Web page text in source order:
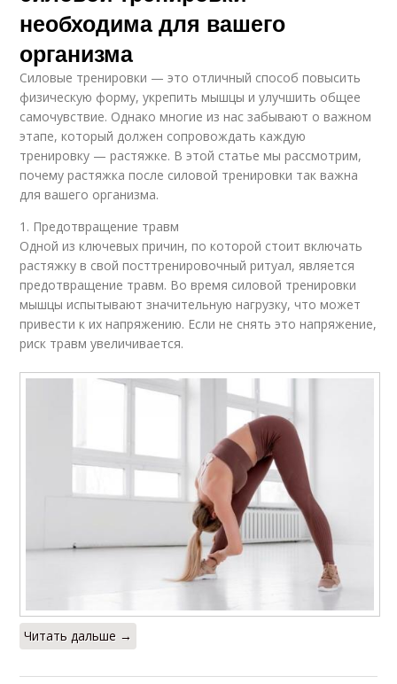
необходима для вашего
организма
Силовые тренировки — это отличный способ повысить
физическую форму, укрепить мышцы и улучшить общее
самочувствие. Однако многие из нас забывают о важном
этапе, который должен сопровождать каждую
тренировку — растяжке. В этой статье мы рассмотрим,
почему растяжка после силовой тренировки так важна
для вашего организма.
1. Предотвращение травм
Одной из ключевых причин, по которой стоит включать
растяжку в свой посттренировочный ритуал, является
предотвращение травм. Во время силовой тренировки
мышцы испытывают значительную нагрузку, что может
привести к их напряжению. Если не снять это напряжение,
риск травм увеличивается.
Читать дальше →